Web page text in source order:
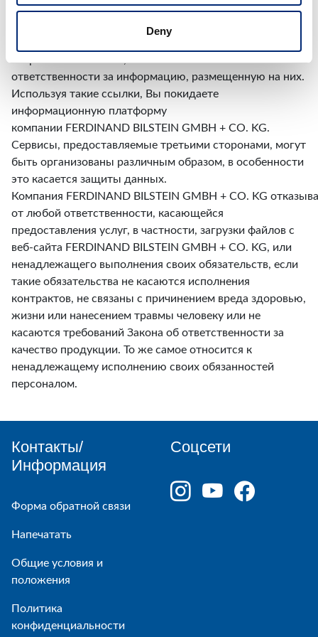
Deny
размещенной на веб-сайте, или за обеспечение
беспрепятственного доступа к ней в любой момент
ответственности за информацию, размещенную на них.
Используя такие ссылки, Вы покидаете
информационную платформу
компании FERDINAND BILSTEIN GMBH + CO. KG.
Сервисы, предоставляемые третьими сторонами, могут
быть организованы различным образом, в особенности
это касается защиты данных.
Компания FERDINAND BILSTEIN GMBH + CO. KG
от любой ответственности, касающейся
предоставления услуг, в частности, загрузки файлов с
веб-сайта FERDINAND BILSTEIN GMBH + CO. KG, или
ненадлежащего выполнения своих обязательств, если
такие обязательства не касаются исполнения
контрактов, не связаны с причинением вреда здоровью,
жизни или нанесением травмы человеку или не
касаются требований Закона об ответственности за
качество продукции. То же самое относится к
ненадлежащему исполнению своих обязанностей
персоналом.
Контакты/
Информация
Форма обратной связи
Напечатать
Общие условия и
положения
Политика
конфиденциальности
Соцсети